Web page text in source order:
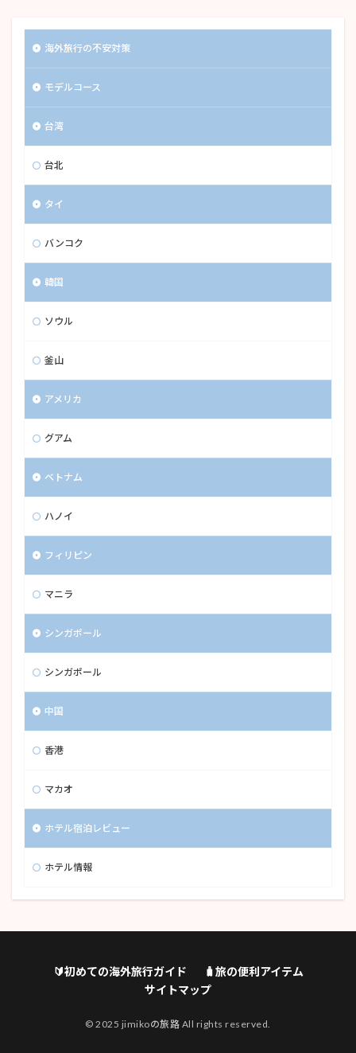
海外旅行の不安対策
モデルコース
台湾
台北
タイ
バンコク
韓国
ソウル
釜山
アメリカ
グアム
ベトナム
ハノイ
フィリピン
マニラ
シンガポール
シンガポール
中国
香港
マカオ
ホテル宿泊レビュー
ホテル情報
🔰初めての海外旅行ガイド
🧳旅の便利アイテム
サイトマップ
© 2025 jimikoの旅路 All rights reserved.